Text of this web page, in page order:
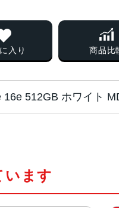
入り 商品比
16e 512GB ホワイト
います